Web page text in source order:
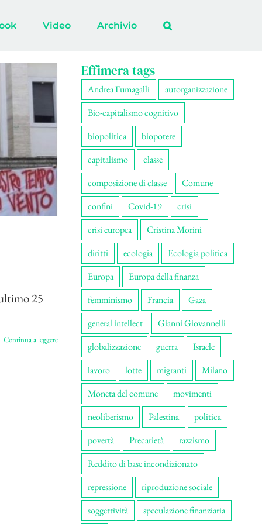
Video Archivio
25
Continua a leggere
Effimera tags
Andrea Fumagalli
autorganizzazione
Bio-capitalismo cognitivo
biopolitica
biopotere
capitalismo
classe
composizione di classe
Comune
confini
Covid-19
crisi
crisi europea
Cristina Morini
diritti
ecologia
Ecologia politica
Europa
Europa della finanza
femminismo
Francia
Gaza
general intellect
Gianni Giovannelli
globalizzazione
guerra
Israele
lavoro
lotte migranti
Milano
Moneta del comune
movimenti
neoliberismo
Palestina
politica
povertà
Precarietà
razzismo
Reddito di base incondizionato
repressione
riproduzione sociale
soggettività
speculazione finanziaria